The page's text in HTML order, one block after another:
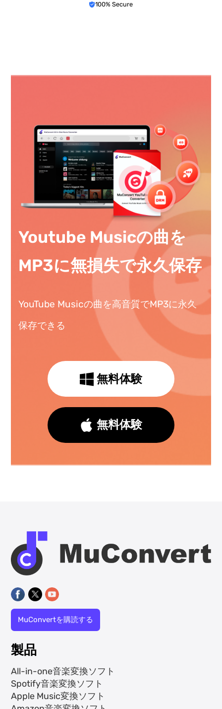
100% Secure
Youtube Musicの曲を
MP3に無損失で永久保存
YouTube Musicの曲を高音質でMP3に永久
保存できる
無料体験
無料体験
MuConvertを購読する
製品
All-in-one音楽変換ソフト
Spotify音楽変換ソフト
Apple Music変換ソフト